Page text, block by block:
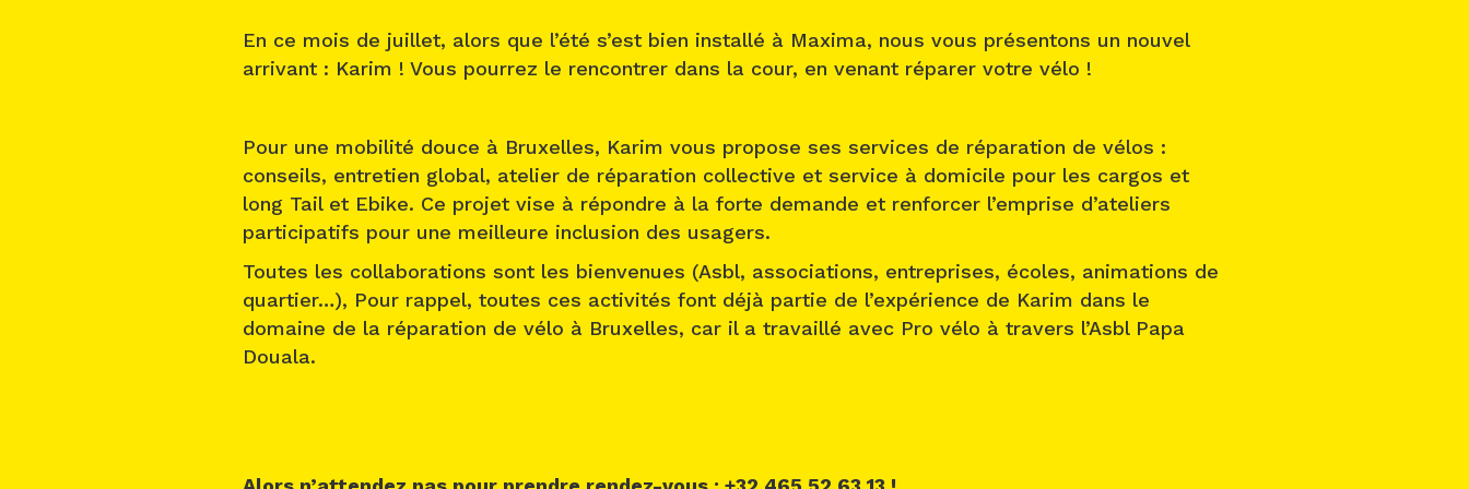
En ce mois de juillet, alors que l’été s’est bien installé à Maxima, nous vous présentons un nouvel
arrivant : Karim ! Vous pourrez le rencontrer dans la cour, en venant réparer votre vélo !
Pour une mobilité douce à Bruxelles, Karim vous propose ses services de réparation de vélos :
conseils, entretien global, atelier de réparation collective et service à domicile pour les cargos et
long Tail et Ebike. Ce projet vise à répondre à la forte demande et renforcer l’emprise d’ateliers
participatifs pour une meilleure inclusion des usagers.
Toutes les collaborations sont les bienvenues (Asbl, associations, entreprises, écoles, animations de
quartier…), Pour rappel, toutes ces activités font déjà partie de l’expérience de Karim dans le
domaine de la réparation de vélo à Bruxelles, car il a travaillé avec Pro vélo à travers l’Asbl Papa
Douala.